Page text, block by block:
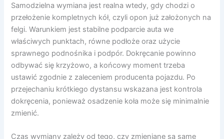
Samodzielna wymiana jest realna wtedy, gdy chodzi o
przełożenie kompletnych kół, czyli opon już założonych na
felgi. Warunkiem jest stabilne podparcie auta we
właściwych punktach, równe podłoże oraz użycie
sprawnego podnośnika i podpór. Dokręcanie powinno
odbywać się krzyżowo, a końcowy moment trzeba
ustawić zgodnie z zaleceniem producenta pojazdu. Po
przejechaniu krótkiego dystansu wskazana jest kontrola
dokręcenia, ponieważ osadzenie koła może się minimalnie
zmienić.
Czas wymiany zależy od tego, czy zmieniane są same